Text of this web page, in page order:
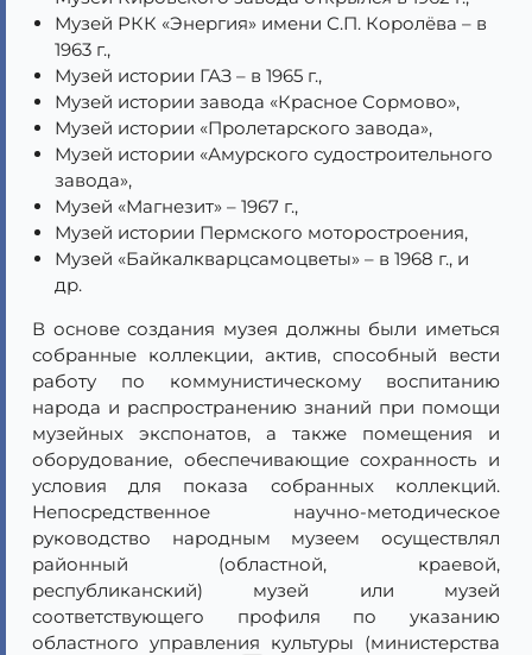
Музей РКК «Энергия» имени С.П. Королёва – в
1963 г.,
Музей истории ГАЗ – в 1965 г.,
Музей истории завода «Красное Сормово»,
Музей истории «Пролетарского завода»,
Музей истории «Амурского судостроительного
завода»,
Музей «Магнезит» – 1967 г.,
Музей истории Пермского моторостроения,
Музей «Байкалкварцсамоцветы» – в 1968 г., и
др.
В основе создания музея должны были иметься
собранные коллекции, актив, способный вести
работу по коммунистическому воспитанию
народа и распространению знаний при помощи
музейных экспонатов, а также помещения и
оборудование, обеспечивающие сохранность и
условия для показа собранных коллекций.
Непосредственное научно-методическое
руководство народным музеем осуществлял
районный (областной, краевой,
республиканский) музей или музей
соответствующего профиля по указанию
областного управления культуры (министерства